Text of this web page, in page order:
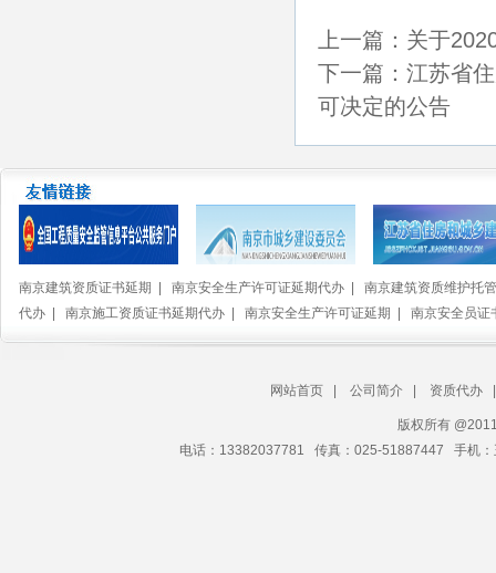
上一篇：关于
下一篇：江苏省
可决定的公告
南京建筑资质证书延期 南京安全生产许可证延期代办
南京建筑资质维护托管
代办
南京施工资质证书延期代办 南京安全生产许可证延期 南京安全员证
网站首页 公司简介 资质代办
版权所有
电话：13382037781 传真：025-51887447 手机